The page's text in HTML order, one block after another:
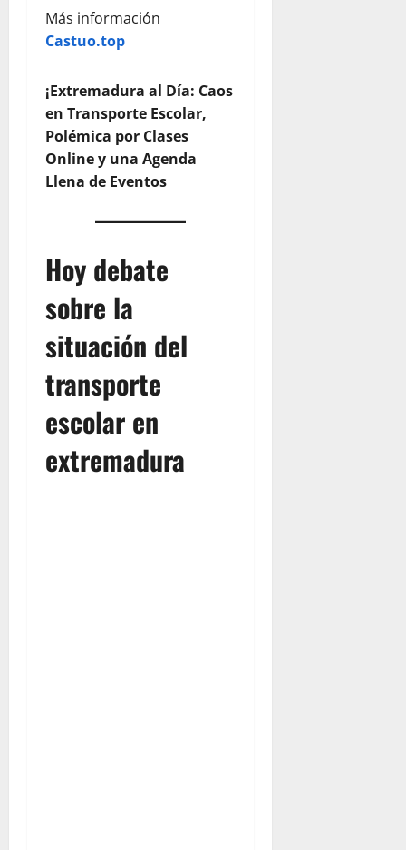
Más información
Castuo.top
¡Extremadura al Día: Caos
en Transporte Escolar,
Polémica por Clases
Online y una Agenda
Llena de Eventos
Hoy debate
sobre la
situación del
transporte
escolar en
extremadura